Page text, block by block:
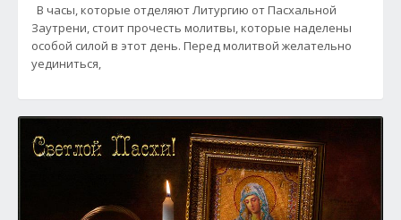
В часы, которые отделяют Литургию от Пасхальной
Заутрени, стоит прочесть молитвы, которые наделены
особой силой в этот день. Перед молитвой желательно
уединиться,